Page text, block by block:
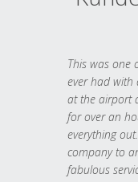
This was one
ever had with
at the airport
for over an
everything
company to
fabulous